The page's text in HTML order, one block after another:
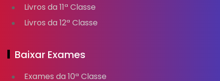
Livros da 11ª Classe
Livros da 12ª Classe
Baixar Exames
Exames da 10ª Classe